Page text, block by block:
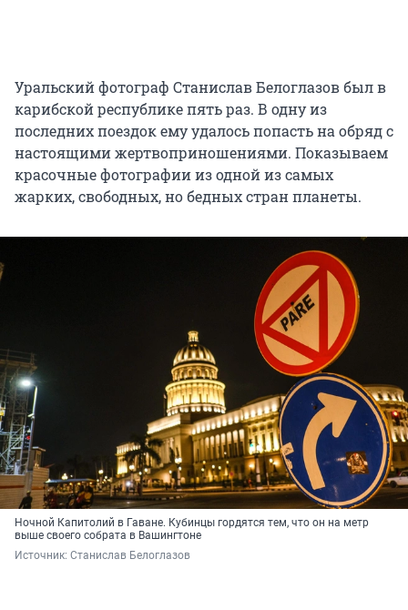
Уральский фотограф Станислав Белоглазов был в
карибской республике пять раз. В одну из
последних поездок ему удалось попасть на обряд с
настоящими жертвоприношениями. Показываем
красочные фотографии из одной из самых
жарких, свободных, но бедных стран планеты.
Ночной Капитолий в Гаване. Кубинцы гордятся тем, что он на метр
выше своего собрата в Вашингтоне
Источник: Станислав Белоглазов